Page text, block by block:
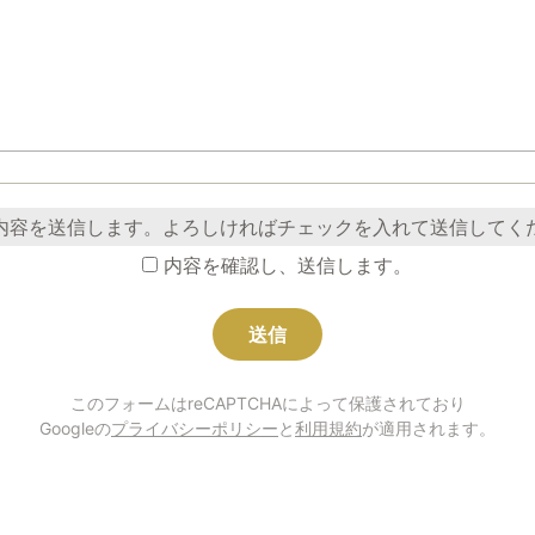
容を送信します。よろしければチェックを入れて送信してく
内容を確認し、送信します。
このフォームはreCAPTCHAによって保護されており
Googleのプライバシーポリシーと利用規約が適用されます。